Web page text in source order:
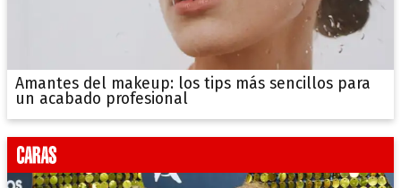
Amantes del makeup: los tips más sencillos para
un acabado profesional